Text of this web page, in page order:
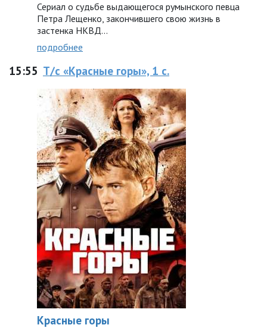
Сериал о судьбе выдающегося румынского певца
Петра Лещенко, закончившего свою жизнь в
застенка НКВД...
подробнее
15:55 Т/с «Красные горы», 1 с.
Красные горы